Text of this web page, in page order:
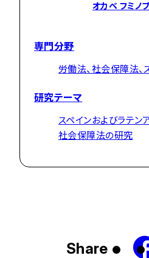
オカベ フミノ
専門分野
労働法、社会保障法、
研究テーマ
スペインおよびラテン
社会保障法の研究
Share